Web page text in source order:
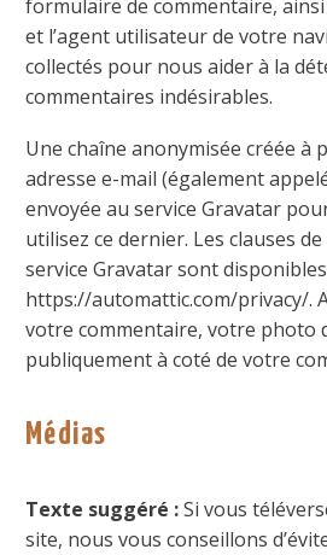
formulaire de commentaire,
et l’agent utilisateur de votre
collectés pour nous aider à la
commentaires indésirables.
Une chaîne anonymisée créée à
adresse e-mail (également
envoyée au service Gravatar
utilisez ce dernier. Les clauses
service Gravatar sont disponibles
https://automattic.com/privacy/.
votre commentaire, votre photo
publiquement à coté de votre
Médias
Texte suggéré :Si vous
site, nous vous conseillons